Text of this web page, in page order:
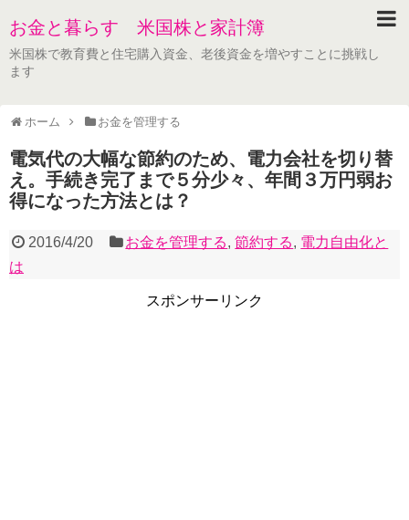
お金と暮らす 米国株と家計簿
米国株で教育費と住宅購入資金、老後資金を増やすことに挑戦し
ます
ホーム お金を管理する
電気代の大幅な節約のため、電力会社を切り替
え。手続き完了まで５分少々、年間３万円弱お
得になった方法とは？
2016/4/20 お金を管理する,節約する, 電力自由化と
は
スポンサーリンク